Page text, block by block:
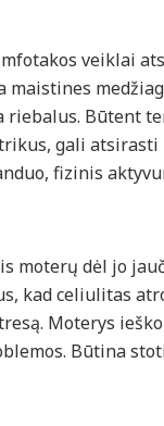
veiklai
Būtent
gali
fizinis
moterų dėl jo
kad celiulitas
Moterys
Būtina